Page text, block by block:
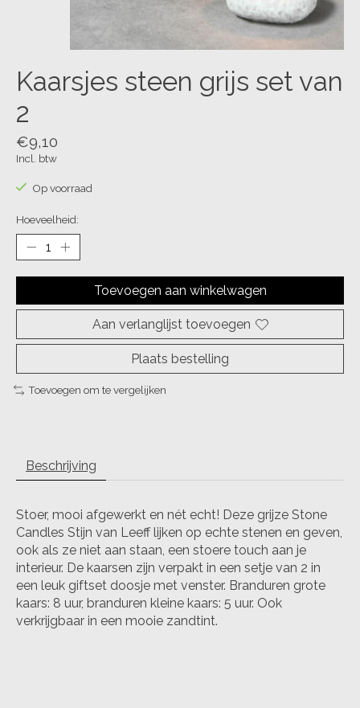
Kaarsjes steen grijs set van
2
€9,10
Incl. btw
Op voorraad
Hoeveelheid:
Toevoegen aan winkelwagen
Aan verlanglijst toevoegen
Plaats bestelling
Toevoegen om te vergelijken
Beschrijving
Stoer, mooi afgewerkt en nét echt! Deze grijze Stone
Candles Stijn van Leeff lijken op echte stenen en geven,
ook als ze niet aan staan, een stoere touch aan je
interieur. De kaarsen zijn verpakt in een setje van 2 in
een leuk giftset doosje met venster. Branduren grote
kaars: 8 uur, branduren kleine kaars: 5 uur. Ook
verkrijgbaar in een mooie zandtint.